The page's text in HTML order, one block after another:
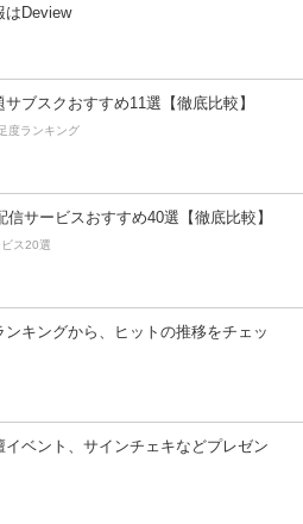
はDeview
ブスクおすすめ11選【徹底比較】
度ランキング
信サービスおすすめ40選【徹底比較】
ス20選
ンキングから、ヒットの推移をチェッ
イベント、サインチェキなどプレゼン